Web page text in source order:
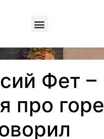
Фет –
про горе